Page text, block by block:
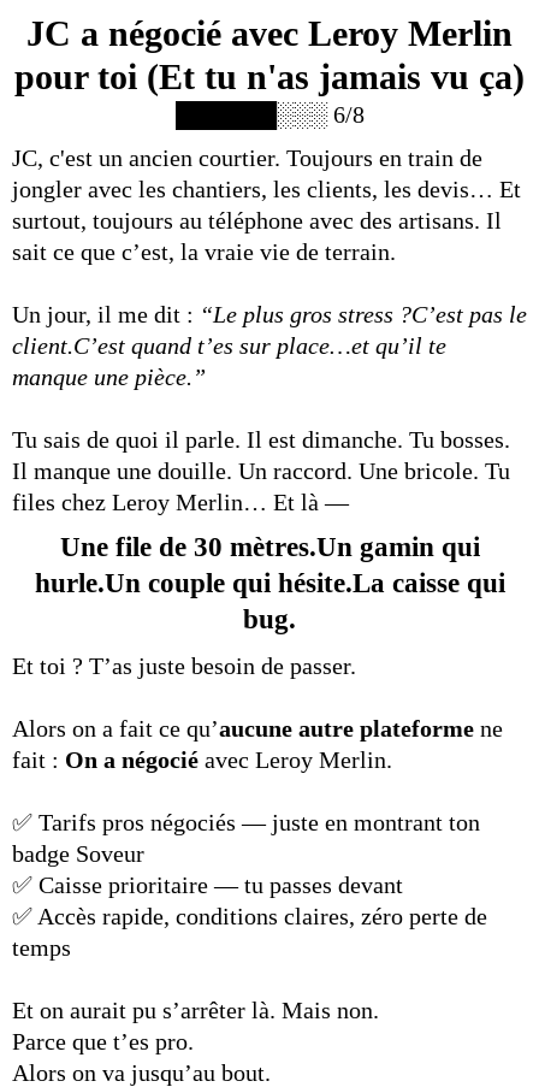
JC a négocié avec Leroy Merlin
pour toi (Et tu n'as jamais vu ça)
██████░░░ 6/8
JC, c'est un ancien courtier. Toujours en train de
jongler avec les chantiers, les clients, les devis… Et
surtout, toujours au téléphone avec des artisans. Il
sait ce que c’est, la vraie vie de terrain.
Un jour, il me dit : “Le plus gros stress ?C’est pas le
client.C’est quand t’es sur place…et qu’il te
manque une pièce.”
Tu sais de quoi il parle. Il est dimanche. Tu bosses.
Il manque une douille. Un raccord. Une bricole. Tu
files chez Leroy Merlin… Et là —
Une file de 30 mètres.Un gamin qui
hurle.Un couple qui hésite.La caisse qui
bug.
Et toi ? T’as juste besoin de passer.
Alors on a fait ce qu’aucune autre plateforme ne
fait : On a négocié avec Leroy Merlin.
✅ Tarifs pros négociés — juste en montrant ton
badge Soveur
✅ Caisse prioritaire — tu passes devant
✅ Accès rapide, conditions claires, zéro perte de
temps
Et on aurait pu s’arrêter là. Mais non.
Parce que t’es pro.
Alors on va jusqu’au bout.